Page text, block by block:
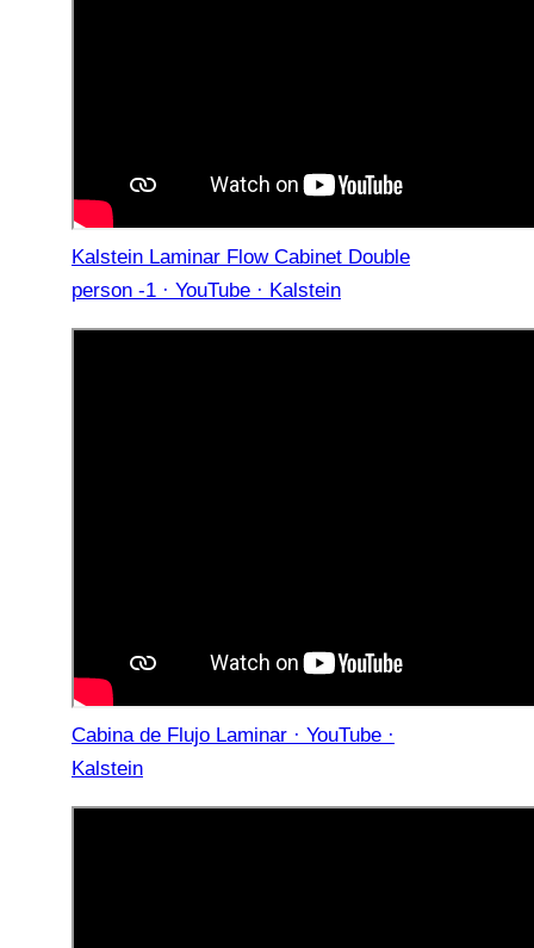
Kalstein Laminar Flow Cabinet Double
person -1 · YouTube · Kalstein
Cabina de Flujo Laminar · YouTube ·
Kalstein